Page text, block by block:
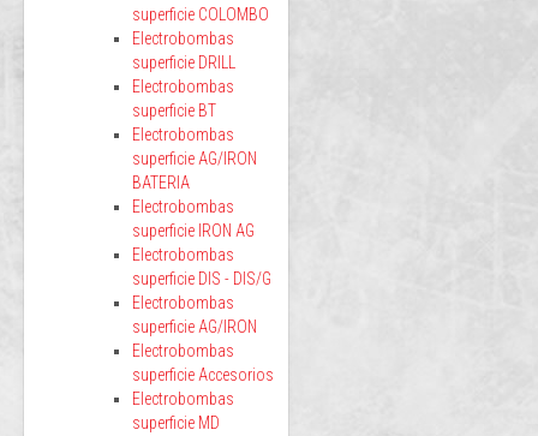
superficie COLOMBO
Electrobombas
superficie DRILL
Electrobombas
superficie BT
Electrobombas
superficie AG/IRON
BATERIA
Electrobombas
superficie IRON AG
Electrobombas
superficie DIS - DIS/G
Electrobombas
superficie AG/IRON
Electrobombas
superficie Accesorios
Electrobombas
superficie MD